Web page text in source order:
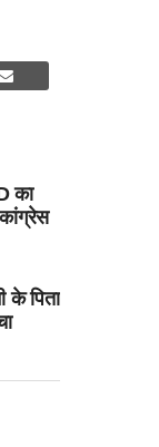
का
पिता